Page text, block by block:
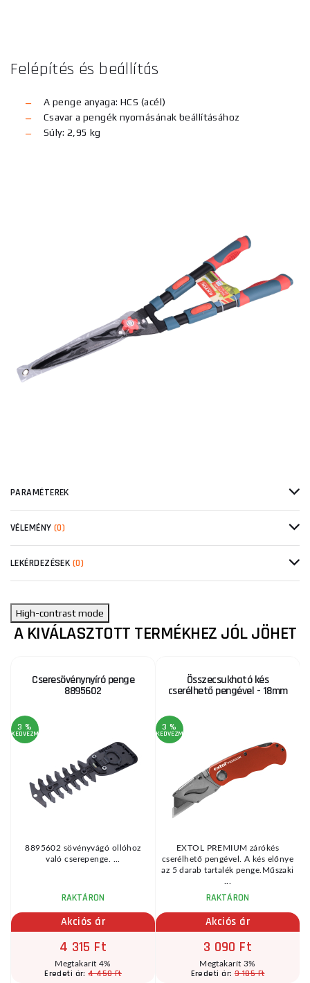
Felépítés és beállítás
A penge anyaga: HCS (acél)
Csavar a pengék nyomásának beállításához
Súly: 2,95 kg
PARAMÉTEREK
VÉLEMÉNY (0)
LEKÉRDEZÉSEK (0)
High-contrast mode
A KIVÁLASZTOTT TERMÉKHEZ JÓL JÖHET
Cseresövénynyíró penge
8895602
3 %
KEDVEZMÉNY
8895602 sövényvágó ollóhoz
való cserepenge. ...
RAKTÁRON
Akciós ár
4 315 Ft
Megtakarít 4%
Eredeti ár:4 450 Ft
Összecsukható kés
cserélhető pengével - 18mm
3 %
KEDVEZMÉNY
EXTOL PREMIUM zárókés
cserélhető pengével. A kés előnye
az 5 darab tartalék penge.Műszaki
RAKTÁRON
Akciós ár
3 090 Ft
Megtakarít 3%
Eredeti ár:3 185 Ft